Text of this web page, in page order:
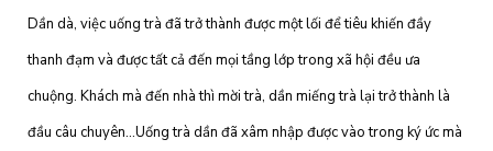
Dần dà, việc uống trà đã trở thành được một lối để tiêu khiến đầy
thanh đạm và được tất cả đến mọi tầng lớp trong xã hội đều ưa
chuộng. Khách mà đến nhà thì mời trà, dần miếng trà lại trở thành là
đầu câu chuyên…Uống trà dần đã xâm nhập được vào trong ký ức mà